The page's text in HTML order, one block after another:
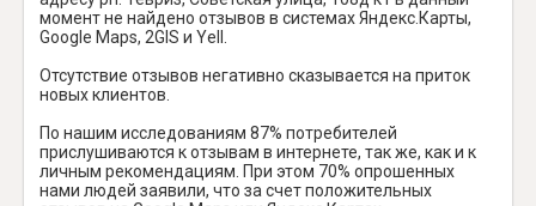
момент не найдено отзывов в системах Яндекс.Карты,
Google Maps, 2GIS и Yell.
Отсутствие отзывов негативно сказывается на приток
новых клиентов.
По нашим исследованиям 87% потребителей
прислушиваются к отзывам в интернете, так же, как и к
личным рекомендациям. При этом 70% опрошенных
нами людей заявили, что за счет положительных